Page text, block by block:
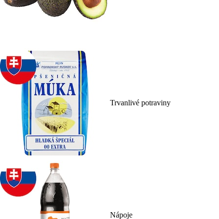
Trvanlivé potraviny
Nápoje